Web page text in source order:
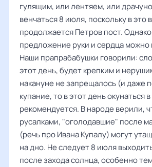
гулящим, или лентяем, или
венчаться 8 июля, поскольку в это
продолжается Петров пост.
предложение руки и сердца можно
Наши прапрабабушки говорили:
этот день, будет крепким и
накануне не запрещалось (и даже
купание, то в этот день окунаться
рекомендуется. В народе верили,
русалками, "оголодавшие" после
(речь про Ивана Купалу) могут
на дно. Не следует 8 июля
после захода солнца, особенно